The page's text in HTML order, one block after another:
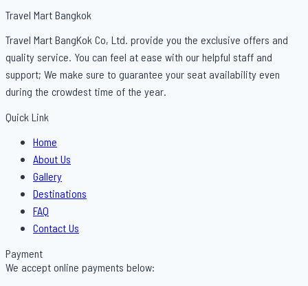
Travel Mart Bangkok
Travel Mart BangKok Co, Ltd. provide you the exclusive offers and
quality service. You can feel at ease with our helpful staff and
support; We make sure to guarantee your seat availability even
during the crowdest time of the year.
Quick Link
Menu Home
About Us
Gallery
Destinations
FAQ
Contact Us
Payment
We accept online payments below: